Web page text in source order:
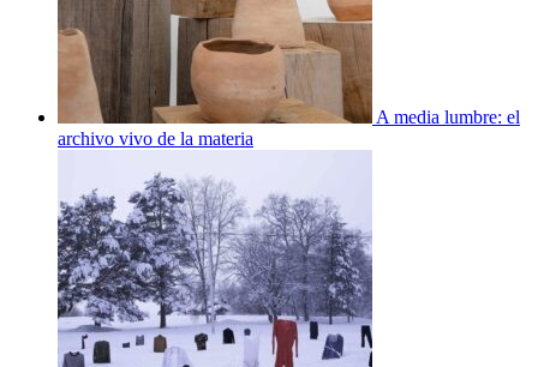
A media lumbre: el
archivo vivo de la materia